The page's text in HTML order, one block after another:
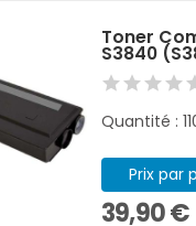
Toner
S3840
Quantité :
Prix par
39,90 €